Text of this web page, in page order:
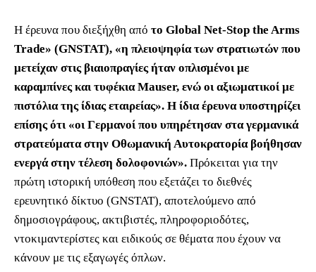
Η έρευνα που διεξήχθη από το Global Net-Stop the Arms
Trade» (GNSTAT), «η πλειοψηφία των στρατιωτών που
μετείχαν στις βιαιοπραγίες ήταν οπλισμένοι με
καραμπίνες και τυφέκια Mauser, ενώ οι αξιωματικοί με
πιστόλια της ίδιας εταιρείας». Η ίδια έρευνα υποστηρίζει
επίσης ότι «οι Γερμανοί που υπηρέτησαν στα γερμανικά
στρατεύματα στην Οθωμανική Αυτοκρατορία βοήθησαν
ενεργά στην τέλεση δολοφονιών». Πρόκειται για την
πρώτη ιστορική υπόθεση που εξετάζει το διεθνές
ερευνητικό δίκτυο (GNSTAT), αποτελούμενο από
δημοσιογράφους, ακτιβιστές, πληροφοριοδότες,
ντοκιμαντερίστες και ειδικούς σε θέματα που έχουν να
κάνουν με τις εξαγωγές όπλων.